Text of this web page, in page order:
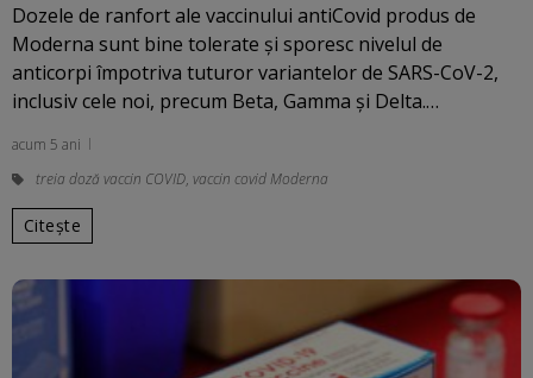
Dozele de ranfort ale vaccinului antiCovid produs de
Moderna sunt bine tolerate şi sporesc nivelul de
anticorpi împotriva tuturor variantelor de SARS-CoV-2,
inclusiv cele noi, precum Beta, Gamma şi Delta.…
acum 5 ani
treia doză vaccin COVID, vaccin covid Moderna
Citește